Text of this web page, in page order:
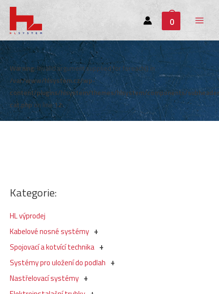
0
Main
Menu
Kategorie:
HL výprodej
Kabelové nosné systémy
Spojovací a kotvící technika
Systémy pro uložení do podlah
Nastřelovací systémy
Warning: Invalid argument supplied for foreach() in
/var/www/hlsystem.cz/wp-
content/plugins/hlsystem/themes/hlsystem/components/
cat.phpon line12